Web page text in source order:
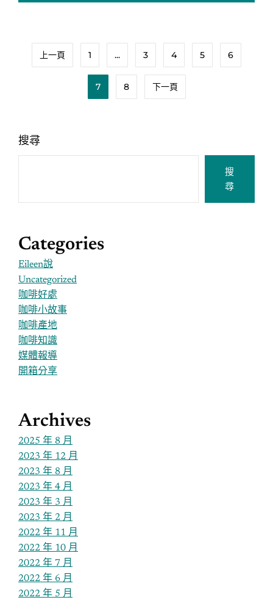
上一頁 1 ... 3 4 5 6
7 8 下一頁
搜尋
搜
尋
Categories
Eileen說
Uncategorized
咖啡好處
咖啡小故事
咖啡產地
咖啡知識
媒體報導
開箱分享
Archives
2025 年 8 月
2023 年 12 月
2023 年 8 月
2023 年 4 月
2023 年 3 月
2023 年 2 月
2022 年 11 月
2022 年 10 月
2022 年 7 月
2022 年 6 月
2022 年 5 月